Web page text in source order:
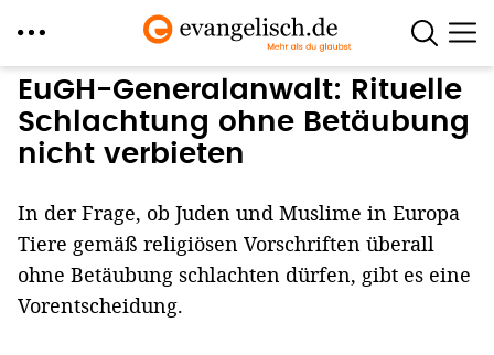
Direkt
zum
Inhalt
EuGH-Generalanwalt: Rituelle
Schlachtung ohne Betäubung
nicht verbieten
In der Frage, ob Juden und Muslime in Europa
Tiere gemäß religiösen Vorschriften überall
ohne Betäubung schlachten dürfen, gibt es eine
Vorentscheidung.